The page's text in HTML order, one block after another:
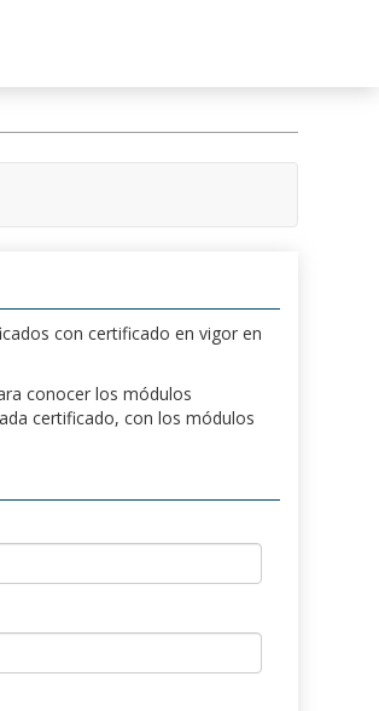
con certificado en vigor en
conocer los módulos
certificado, con los módulos